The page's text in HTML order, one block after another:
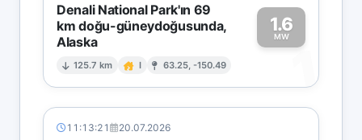
Denali National Park'ın 69
km doğu-güneydoğusunda,
Alaska
125.7 km I 63.25, -150.49
1.6
MW
1
11:13:21 20.07.2026